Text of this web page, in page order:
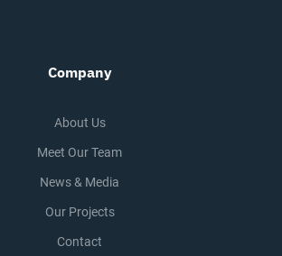
Company
About Us
Meet Our Team
News & Media
Our Projects
Contact